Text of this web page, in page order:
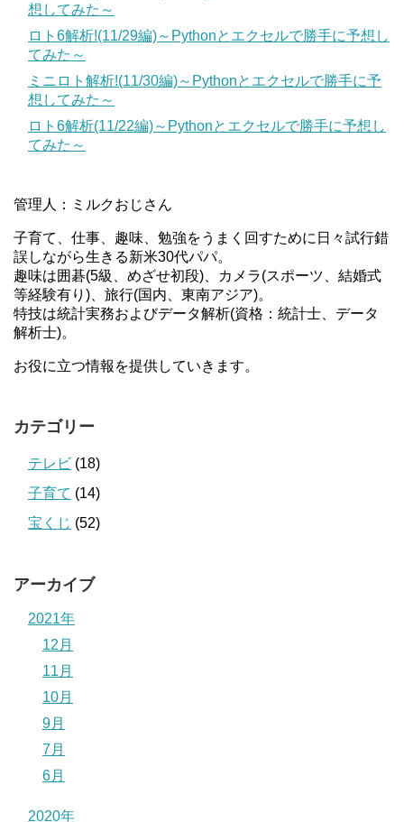
想してみた～
ロト6解析!(11/29編)～Pythonとエクセルで勝手に予想し
てみた～
ミニロト解析!(11/30編)～Pythonとエクセルで勝手に予
想してみた～
ロト6解析(11/22編)～Pythonとエクセルで勝手に予想し
てみた～
管理人：ミルクおじさん
子育て、仕事、趣味、勉強をうまく回すために日々試行錯
誤しながら生きる新米30代パパ。
趣味は囲碁(5級、めざせ初段)、カメラ(スポーツ、結婚式
等経験有り)、旅行(国内、東南アジア)。
特技は統計実務およびデータ解析(資格：統計士、データ
解析士)。
お役に立つ情報を提供していきます。
カテゴリー
テレビ (18)
子育て (14)
宝くじ (52)
アーカイブ
2021年
12月
11月
10月
9月
7月
6月
2020年